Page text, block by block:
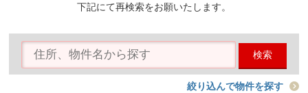
下記にて再検索をお願いたします。
検索
絞り込んで物件を探す